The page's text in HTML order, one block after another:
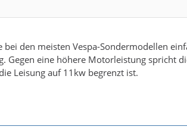
bei den meisten Vespa-Sondermodellen
Gegen eine höhere Motorleistung spricht
Leisung auf 11kw begrenzt ist.